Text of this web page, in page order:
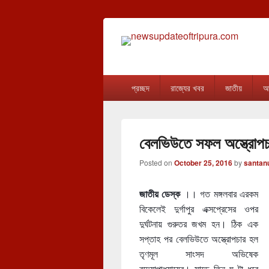
প্রচ্ছদ রাজ্যের খবর জাতীয়
বেলভিউতে সফল
Posted on October 25, 2016by
জাতীয় ডেস্ক।। গত মঙ্গলবার এরকম
বিকেলেই দুর্গাপুর এক্সপ্রেসের ওপর
দুর্ঘটনায় গুরুতর জখম হন। ঠিক এক
সপ্তাহ পর বেলভিউতে অস্ত্রোপচার হল
তৃণমূল সাংসদ অভিষেক